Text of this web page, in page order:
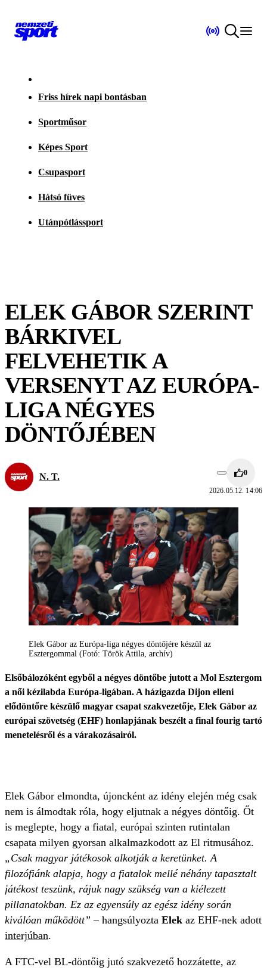
Friss hírek napi bontásban
Sportműsor
Képes Sport
Csupasport
Hátsó füves
Utánpótlássport
ELEK GÁBOR SZERINT
BÁRKIVEL
FELVEHETIK A
VERSENYT AZ EURÓPA-
LIGA NÉGYES
DÖNTŐJÉBEN
N. T. 0
2026.05.12. 14:06
Elek Gábor az Európa-liga négyes döntőjére készül az
Esztergommal (Fotó: Török Attila, archív)
Elsőbálozóként egyből a négyes döntőbe jutott a Mol Esztergom
a női kézilabda Európa-ligában. A házigazda Dijon elleni
elődöntőre készülő magyar csapat szakvezetője, Elek Gábor az
európai szövetség (EHF) honlapjának beszélt a final fourig tartó
menetelésről és a várakozásairól.
Elek Gábor elmondta, újoncként az idény elején még csak
nem is álmodtak róla, hogy eljutnak a négyes döntőig. Őt
is meglepte, hogy a fiatal, európai szinten rutintalan
csapata milyen gyorsan alkalmazkodott az El ritmusához.
„Csak magyar játékosok alkotják a keretünket. A
filozófiánk alapja, hogy a fiatalok mellé néhány tapasztalt
játékost teszünk, rájuk nagy szükség van a kiélezett
pillanatokban. Ez az egyensúly az egész idény során
kiválóan működött”– hangsúlyozta Elek az EHF-nek adott
interjúban.
A FTC-vel BL-döntőig jutó szakvezető hozzátette, az